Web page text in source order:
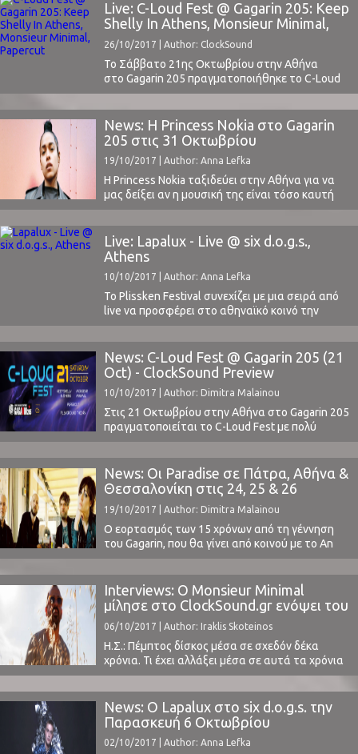
“Compassion” (διαβάστε την κριτική μας εδώ).
Ένας πρακτικός αλλά και αρκετά
ατμοσφαιρικός χώρος (Village Underground),
μια γενική αποδοχή του κοινού μέσω ενός sold ...
Live: C-Loud Fest @ Gagarin 205: Keep
Shelly In Athens, Monsieur Minimal,
Papercut
26/10/2017 | Author: ClockSound
Το Σάββατο 21ης Οκτωβρίου στην Αθήνα
στο Gagarin 205 πραγματοποιήθηκε το C-Loud
Fest, μια διοργάνωση με διαλεγμένο line-up από
την εγχώρια μουσική σκηνή. Το ClockSound, εκ
των χορηγών επικοινωνίας του φεστιβάλ,
βρέθηκε στο φεστιβάλ για να καλύψει και να
σας μεταφέρει τις εντυπώσεις του φεστιβάλ,
στη νέα αυτή προσπάθεια της Cooking Brass. Οι
πόρτες του φεστιβάλ άνοιξαν ...
News: Η Princess Nokia στο Gagarin
205 στις 31 Oκτωβρίου
19/10/2017 | Author: Anna Lefka
H Princess Nokia ταξιδεύει στην Αθήνα για να
μας δείξει αν η μουσική της είναι τόσο καυτή
όσο οι σούπες που πετάει σε ρατσιστές στο
μετρό της Νέας Υόρκης.Η Νεοϋορκέζα ράπερ με
την άφρο-πορτορικανή καταγωγή έρχεται στην
χώρα μας στο αποκορύφωμα του διαρκώς
τελευταία ...
Live: Lapalux - Live @ six d.o.g.s.,
Athens
10/10/2017 | Author: Anna Lefka
Το Plissken Festival συνεχίζει με μια σειρά από
live να προσφέρει στο αθηναϊκό κοινό την
δυνατότητα να παρακολουθήσει με πολύ
οικονομικό εισιτήριο, κορυφαίους καλλιτέχνες
της παγκόσμιας μουσικής σκηνής του τώρα,
από ένα ευρύ φάσμα μουσικών ειδών, την
στιγμή που βρίσκονται στην πιο δημιουργική
φάση της καριέρας τους. Κάτι που αναμφίβολα
...
News: C-Loud Fest @ Gagarin 205 (21
Oct) - ClockSound Preview
10/10/2017 | Author: Dimitra Malainou
Στις 21 Οκτωβρίου στην Αθήνα στο Gagarin 205
πραγματοποιείται το C-Loud Fest με πολύ
προσεκτικά διαλεγμένο line-up από την εγχώρια
μουσική σκηνή. Το ClockSound, εκ των χορηγών
επικοινωνίας του φεστιβάλ, θα βρεθεί στο
φεστιβάλ για να καλύψει αυτήν την πολύ
ενδιαφέρουσα σύνθεση και να σας μεταφέρει
το κλίμα αυτής της νέας προσπάθειας
της Cooking Brass. ...
News: Οι Paradise σε Πάτρα, Αθήνα &
Θεσσαλονίκη στις 24, 25 & 26
Νοεμβρίου
19/10/2017 | Author: Dimitra Malainou
Ο εορτασμός των 15 χρόνων από τη γέννηση
του Gagarin, που θα γίνει από κοινού με το An
Club για τα 30 χρόνια πορείας του, στάθηκε
αφορμή για ένα μίνι φεστιβάλ που θα λάβει
χώρα στο Gagarin από την Πέμπτη 23 έως και
την Κυριακή 26 Νοεμβρίου. Το τετραήμερο αυτό
...
Interviews: Ο Monsieur Minimal
μίλησε στο ClockSound.gr ενόψει του
C-Loud Fest
06/10/2017 | Author: Iraklis Skoteinos
Η.Σ.: Πέμπτος δίσκος μέσα σε σχεδόν δέκα
χρόνια. Τι έχει αλλάξει μέσα σε αυτά τα χρόνια
και πώς σε έχει επηρεάσει;Monsieur Minimal: Ναι
πέρασαν σχεδόν 10 χρόνια. Άλλαξαν πολλά
στην καθημερινότητα μου, από τον τόπο που
κατοικώ πλέον και τους ανθρώπους που
συναναστρέφομαι μέχρι το ότι η μουσική πλέον
είναι ...
News: Ο Lapalux στο six d.o.g.s. την
Παρασκευή 6 Οκτωβρίου
02/10/2017 | Author: Anna Lefka